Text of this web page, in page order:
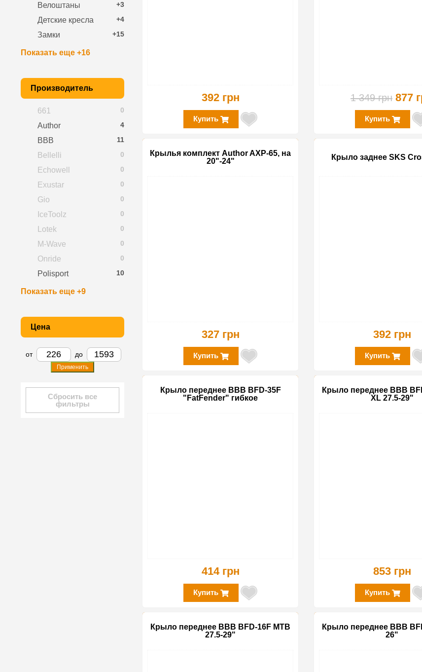
392 грн
Купить
1 349 грн 877
Купить
Крылья комплект Author AXP-65, на
20"-24"
327 грн
Купить
Крыло заднее SKS
392 грн
Купить
Крыло переднее BBB BFD-35F
"FatFender" гибкое
414 грн
Купить
Крыло переднее BBB
XL 27.5-29"
853 грн
Купить
Крыло переднее BBB BFD-16F MTB
27.5-29"
Крыло переднее BBB
26"
+3
Велоштаны
+4
Детские кресла
+15
Замки
Показать еще +16
Производитель
0
661
4
Author
11
BBB
0
Bellelli
0
Echowell
0
Exustar
0
Gio
0
IceToolz
0
Lotek
0
M-Wave
0
Onride
10
Polisport
Показать еще +9
Цена
от до
Применить
Сбросить все
фильтры